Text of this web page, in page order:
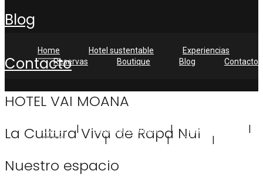
blog
contacto
Home Hotel sustentable
Experiencias
Reservas
Boutique Blog
Home Hotel sustentable
Experiencias
Reservas
Boutique Blog Contacto
HOTEL VAI MOANA
La Cultura Viva de Rapa Nui
Nuestro espacio